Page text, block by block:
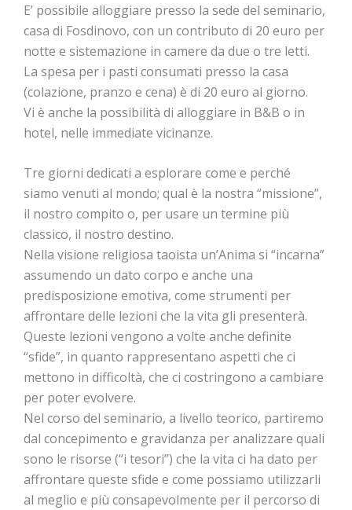
E’ possibile alloggiare presso la sede del seminario,
casa di Fosdinovo, con un contributo di 20 euro per
notte e sistemazione in camere da due o tre letti.
La spesa per i pasti consumati presso la casa
(colazione, pranzo e cena) è di 20 euro al giorno.
Vi è anche la possibilità di alloggiare in B&B o in
hotel, nelle immediate vicinanze.
Tre giorni dedicati a esplorare come e perché
siamo venuti al mondo; qual è la nostra “missione”,
il nostro compito o, per usare un termine più
classico, il nostro destino.
Nella visione religiosa taoista un’Anima si “incarna”
assumendo un dato corpo e anche una
predisposizione emotiva, come strumenti per
affrontare delle lezioni che la vita gli presenterà.
Queste lezioni vengono a volte anche definite
“sfide”, in quanto rappresentano aspetti che ci
mettono in difficoltà, che ci costringono a cambiare
per poter evolvere.
Nel corso del seminario, a livello teorico, partiremo
dal concepimento e gravidanza per analizzare quali
sono le risorse (“i tesori”) che la vita ci ha dato per
affrontare queste sfide e come possiamo utilizzarli
al meglio e più consapevolmente per il percorso di